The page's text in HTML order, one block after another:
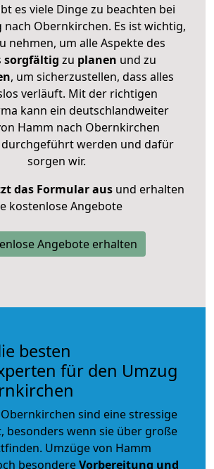
es viele Dinge zu beachten bei
nach Obernkirchen. Es ist wichtig,
nehmen, um alle Aspekte des
sorgfältig zu planen und zu
, um sicherzustellen, dass alles
verläuft. Mit der richtigen
kann ein deutschlandweiter
Hamm nach Obernkirchen
werden und dafür
sorgen wir.
das Formular ausund erhalten
kostenlose Angebote
Angebote erhalten
besten
für den Umzug
sind eine stressige
besonders wenn sie über große
Umzüge von Hamm
besondereVorbereitung und